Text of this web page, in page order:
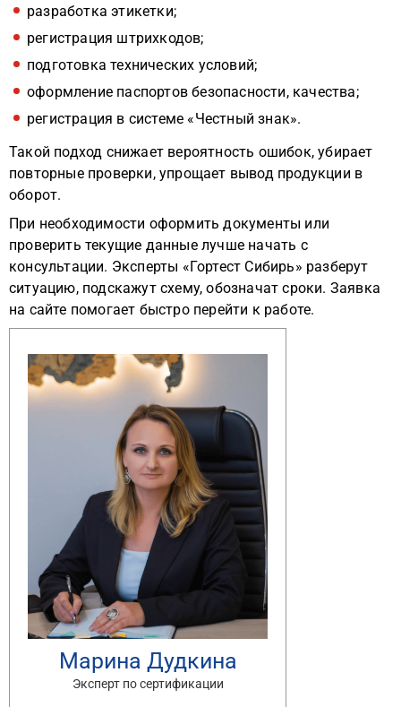
разработка этикетки;
регистрация штрихкодов;
подготовка технических условий;
оформление паспортов безопасности, качества;
регистрация в системе «Честный знак».
Такой подход снижает вероятность ошибок, убирает
повторные проверки, упрощает вывод продукции в
оборот.
При необходимости оформить документы или
проверить текущие данные лучше начать с
консультации. Эксперты «Гортест Сибирь» разберут
ситуацию, подскажут схему, обозначат сроки. Заявка
на сайте помогает быстро перейти к работе.
Марина Дудкина
Эксперт по сертификации